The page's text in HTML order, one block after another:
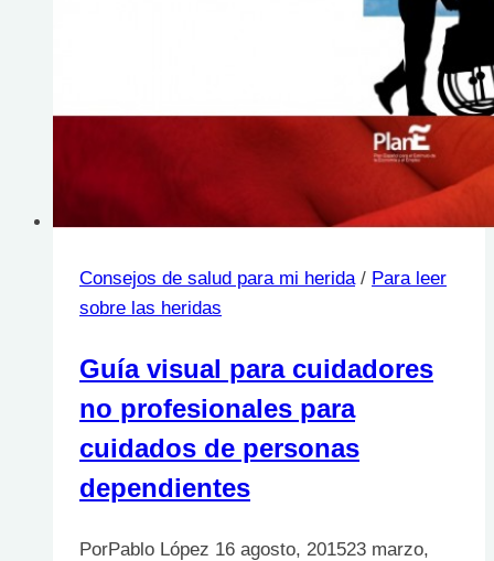
Consejos de salud para mi herida / Para leer
sobre las heridas
Guía visual para cuidadores
no profesionales para
cuidados de personas
dependientes
PorPablo López 16 agosto, 201523 marzo,